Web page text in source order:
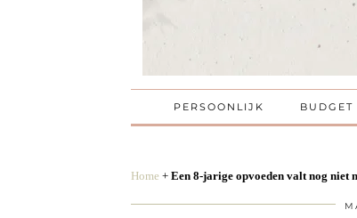
PERSOONLIJK BUDGET
Home + Een 8-jarige opvoeden valt nog niet